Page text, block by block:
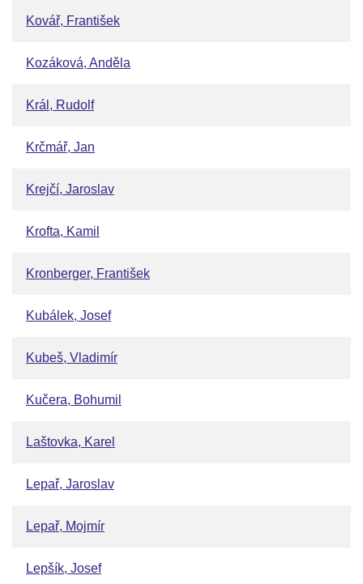
Kovář, František
Kozáková, Anděla
Král, Rudolf
Krčmář, Jan
Krejčí, Jaroslav
Krofta, Kamil
Kronberger, František
Kubálek, Josef
Kubeš, Vladimír
Kučera, Bohumil
Laštovka, Karel
Lepař, Jaroslav
Lepař, Mojmír
Lepšík, Josef